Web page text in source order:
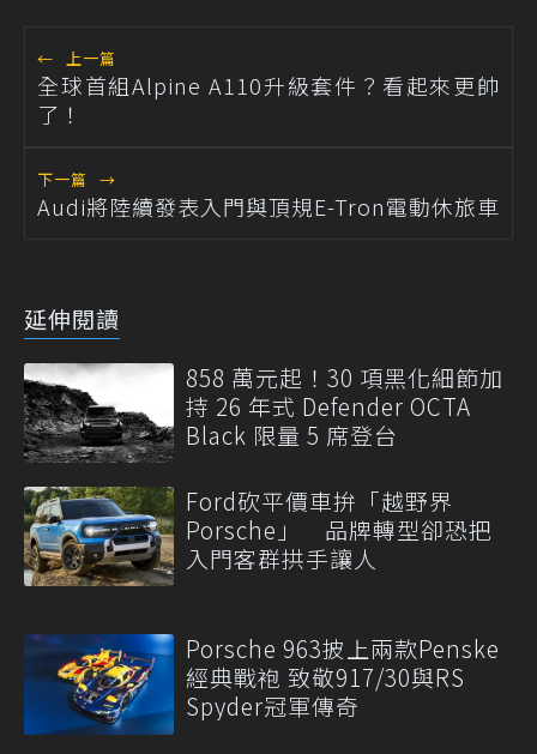
← 上一篇
全球首組Alpine A110升級套件？看起來更帥
了！
下一篇 →
Audi將陸續發表入門與頂規E-Tron電動休旅車
延伸閱讀
858 萬元起！30 項黑化細節加
持 26 年式 Defender OCTA
Black 限量 5 席登台
Ford砍平價車拚「越野界
Porsche」 品牌轉型卻恐把
入門客群拱手讓人
Porsche 963披上兩款Penske
經典戰袍 致敬917/30與RS
Spyder冠軍傳奇